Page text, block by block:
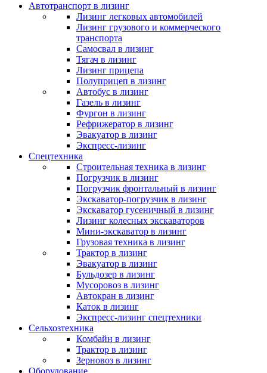
Автотранспорт в лизинг
Лизинг легковых автомобилей
Лизинг грузового и коммерческого
транспорта
Самосвал в лизинг
Тягач в лизинг
Лизинг прицепа
Полуприцеп в лизинг
Автобус в лизинг
Газель в лизинг
Фургон в лизинг
Рефрижератор в лизинг
Эвакуатор в лизинг
Экспресс-лизинг
Спецтехника
Строительная техника в лизинг
Погрузчик в лизинг
Погрузчик фронтальный в лизинг
Экскаватор-погрузчик в лизинг
Экскаватор гусеничный в лизинг
Лизинг колесных экскаваторов
Мини-экскаватор в лизинг
Грузовая техника в лизинг
Трактор в лизинг
Эвакуатор в лизинг
Бульдозер в лизинг
Мусоровоз в лизинг
Автокран в лизинг
Каток в лизинг
Экспресс-лизинг спецтехники
Сельхозтехника
Комбайн в лизинг
Трактор в лизинг
Зерновоз в лизинг
Оборудование